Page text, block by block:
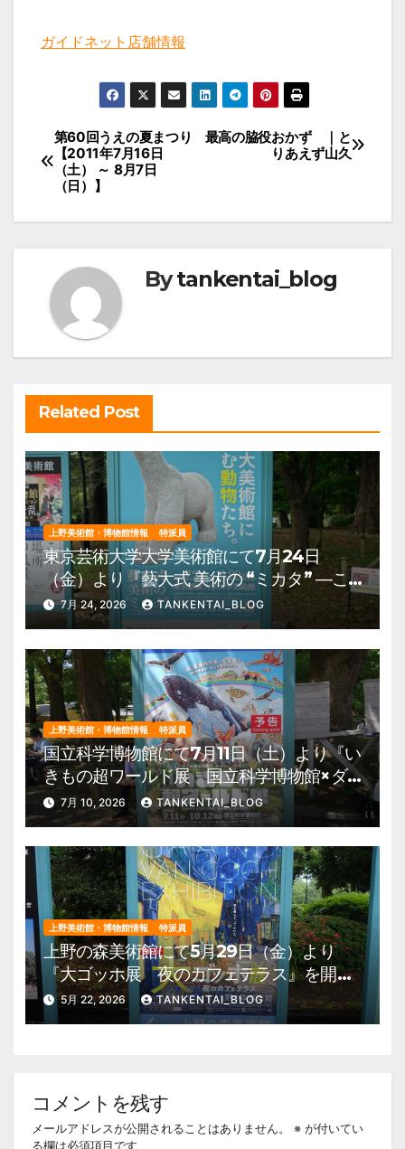
ガイドネット店舗情報
投
稿
ナ
ビ
ー
シ
ョ
ン
最高の脇役おかず ｜と
りあえず山久
第60回うえの夏まつり
【2011年7月16日
（土） ～ 8月7日
（日）】
Bytankentai_blog
Related Post
上野美術館・博物館情報 特派員
東京芸術大学大学美術館にて7月24日
（金）より『藝大式 美術の “ミカタ” ―こ
の夏、藝大生になる―』を開催。 上野公
園 美術館・博物館 混雑情報他
7月 24, 2026 TANKENTAI_BLOG
上野美術館・博物館情報 特派員
国立科学博物館にて7月11日（土）より『い
きもの超ワールド展 国立科学博物館×ダ
ーウィンが来た！』を開催。 上野公園
美術館・博物館 混雑情報他
7月 10, 2026 TANKENTAI_BLOG
上野美術館・博物館情報 特派員
上野の森美術館にて5月29日（金）より
『大ゴッホ展 夜のカフェテラス』を開
催。 上野公園 美術館・博物館 混雑情
報他
5月 22, 2026 TANKENTAI_BLOG
コメントを残す
メールアドレスが公開されることはありません。 ※ が付いてい
る欄は必須項目です